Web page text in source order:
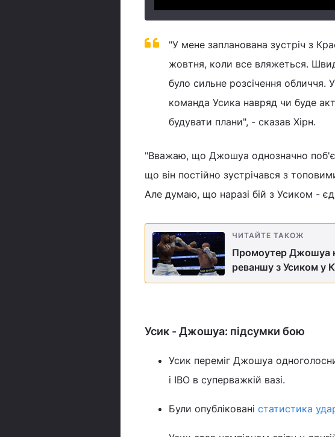
"У мене запланована зустріч з
жовтня, коли все вляжеться.
було сильне розсічення обличчя.
команда Усика навряд чи буде
будувати плани", - сказав Хірн.
"Вважаю, що Джошуа однозначно
що він постійно зустрічався з
Але думаю, що наразі бій з Усиком -
ЧИТАЙТЕ ТАКОЖ
Промоутер Джошуа
реваншу з Усиком у
Усик - Джошуа: підсумки бою
Усик переміг Джошуа
і IBO в суперважкій вазі.
Були опубліковані статистика